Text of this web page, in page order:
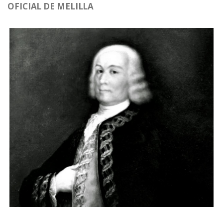
OFICIAL DE MELILLA